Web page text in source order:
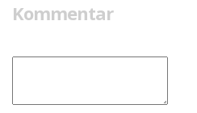
Kommentar